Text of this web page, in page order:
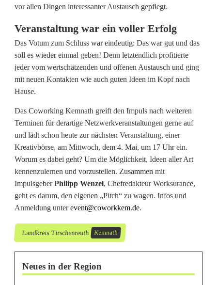
o
w
o
r
k
n
g
K
e
m
n
a
t
vor allen Dingen interessanter Austausch gepflegt.
Veranstaltung war ein voller Erfolg
Das Votum zum Schluss war eindeutig: Das war gut und das
soll es wieder einmal geben! Denn letztendlich profitierte
jeder vom wertschätzenden und offenen Austausch und ging
mit neuen Kontakten wie auch guten Ideen im Kopf nach
Hause.
Das Coworking Kemnath greift den Impuls nach weiteren
Terminen für derartige Netzwerkveranstaltungen gerne auf
und lädt schon heute zur nächsten Veranstaltung, einer
Kreativbörse, am Mittwoch, dem 4. Mai, um 17 Uhr ein.
Worum es dabei geht? Um die Möglichkeit, Ideen aller Art
kennenzulernen und vorzustellen. Zusammen mit
ImpulsgeberPhilipp Wenzel, Chefredakteur Worksurance,
geht es darum, den eigenen „Pitch“ zu wagen. Infos und
Anmeldung unterevent@coworkkem.de.
Landkreis Tirschenreuth Kemnath
Neues in der Region